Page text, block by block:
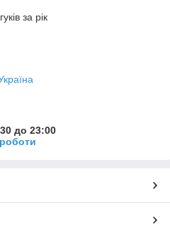
за рік
до 23:00